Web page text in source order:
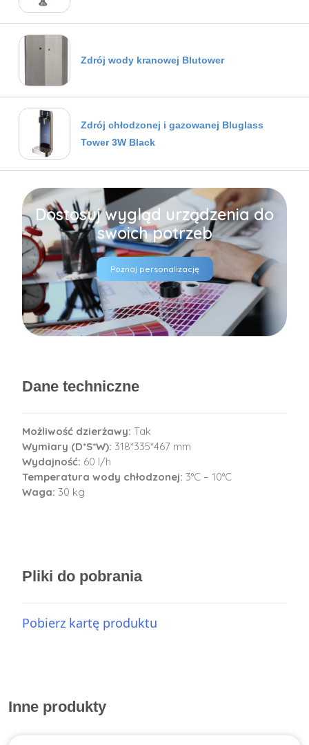
Zdrój wody kranowej Blutower
Zdrój chłodzonej i gazowanej Bluglass
Tower 3W Black
Dostosuj wygląd urządzenia do
swoich potrzeb
Poznaj personalizację
Dane techniczne
Możliwość dzierżawy: Tak
Wymiary (D*S*W): 318*335*467 mm
Wydajność: 60 l/h
Temperatura wody chłodzonej: 3°C – 10°C
Waga: 30 kg
Pliki do pobrania
Pobierz kartę produktu
Inne produkty